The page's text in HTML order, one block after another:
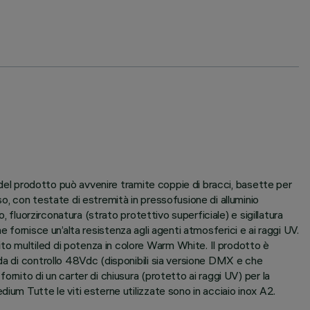
prodotto può avvenire tramite coppie di bracci, basette per
con testate di estremità in pressofusione di alluminio
fluorzirconatura (strato protettivo superficiale) e sigillatura
un’alta resistenza agli agenti atmosferici e ai raggi UV.
multiled di potenza in colore Warm White. Il prodotto è
di controllo 48Vdc (disponibili sia versione DMX e che
di un carter di chiusura (protetto ai raggi UV) per la
Tutte le viti esterne utilizzate sono in acciaio inox A2.